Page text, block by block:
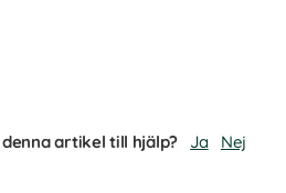
artikel till hjälp? Ja Nej